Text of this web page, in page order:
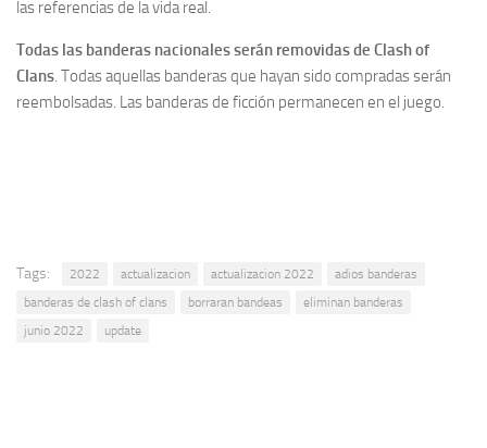
las referencias de la vida real.
Todas las banderas nacionales serán removidas de Clash of
Clans. Todas aquellas banderas que hayan sido compradas serán
reembolsadas. Las banderas de ficción permanecen en el juego.
Tags: 2022 actualizacion actualizacion 2022
adios banderas
banderas de clash of clans
borraran bandeas
eliminan banderas
junio 2022
update